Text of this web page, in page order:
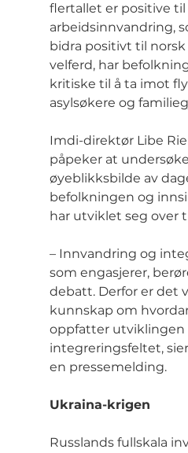
flertallet er positive til
arbeidsinnvandring,
bidra positivt til
velferd, har
kritiske til å ta imot
asylsøkere og
Imdi-direktør Libe
påpeker at
øyeblikksbilde av
befolkningen og
har utviklet seg over
– Innvandring og
som engasjerer,
debatt. Derfor er det
kunnskap om
oppfatter utviklingen
integreringsfeltet,
en pressemelding.
Ukraina-krigen
Russlands fullskala